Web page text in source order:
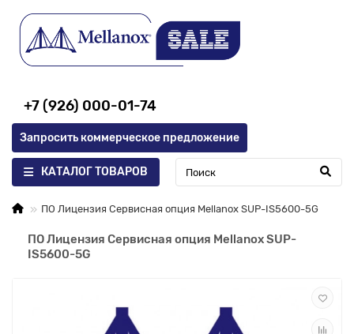
+7 (926) 000-01-74
Запросить коммерческое предложение
КАТАЛОГ ТОВАРОВ
ПО Лицензия Сервисная опция Mellanox SUP-IS5600-5G
ПО Лицензия Сервисная опция Mellanox SUP-
IS5600-5G